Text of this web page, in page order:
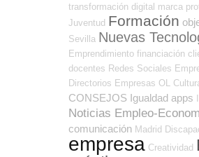
transformación digital marca
Juventud Formación
Sevilla Nuevas
Emprendimiento financiación
docentes Redes Sociales
Directorios Empresas OL
CONSEJOS Igualdad apps
Noticias Empleo-
comunicación Madrid
empresa Creatividad